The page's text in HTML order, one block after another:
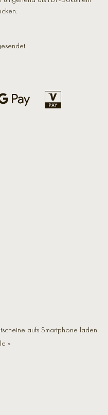
aufs Smartphone laden.
»